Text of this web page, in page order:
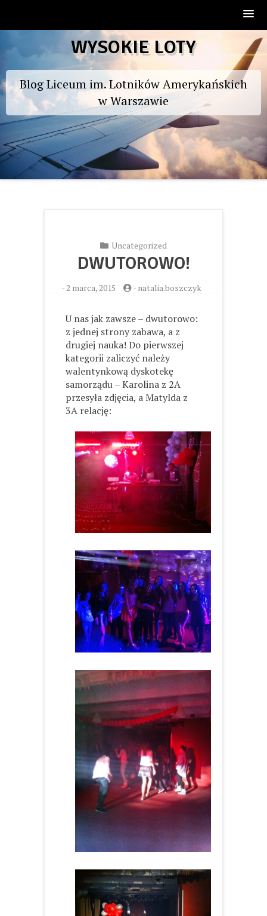
to
WYSOKIE LOTY
Blog Liceum im. Lotników Amerykańskich
w Warszawie
Uncategorized
DWUTOROWO!
-2 marca, 2015 - natalia.boszczyk
U nas jak zawsze – dwutorowo:
z jednej strony zabawa, a z
drugiej nauka! Do pierwszej
kategorii zaliczyć należy
walentynkową dyskotekę
samorządu – Karolina z 2A
przesyła zdjęcia, a Matylda z
3A relację: